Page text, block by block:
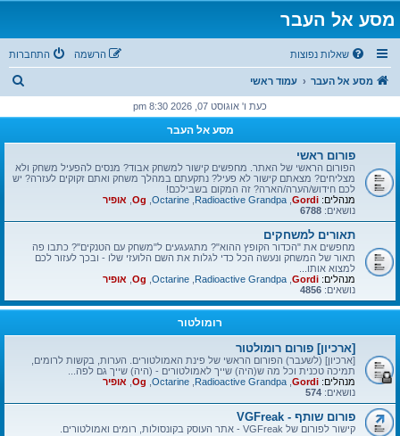
מסע אל העבר
שאלות נפוצות התחברות הרשמה
מסע אל העבר עמוד ראשי
ו
כעת ו' אוגוסט 07, 2026 8:30 pm
מסע אל העבר
פורום ראשי
הפורום הראשי של האתר. מחפשים קישור למשחק אבוד? מנסים להפעיל משחק ולא
מצליחים? מצאתם קישור לא פעיל? נתקעתם במהלך משחק ואתם זקוקים לעזרה? יש
לכם חידוש/הערה/הארה? זה המקום בשבילכם!
מנהלים: Gordi
Radioactive Grandpa
Octarine
Og אופיר
נושאים: 6788
תאורים למשחקים
מחפשים את "הכדור הקופץ ההוא"? מתגעגעים ל"משחק עם הטנקים"? כתבו פה
תאור של המשחק ונעשה הכל כדי לגלות את השם הלועזי שלו - ובכך לעזור לכם
למצוא אותו...
מנהלים: Gordi
Radioactive Grandpa
Octarine
Og אופיר
נושאים: 4856
רומולטור
[ארכיון] פורום רומולטור
[ארכיון] (לשעבר) הפורום הראשי של פינת האמולטורים. הערות, בקשות לרומים,
תמיכה טכנית וכל מה ש(היה) שייך לאמולטורים - (היה) שייך גם לפה...
מנהלים: Gordi
Radioactive Grandpa
Octarine
Og אופיר
נושאים: 574
פורום שותף - VGFreak
קישור לפורום של VGFreak - אתר העוסק בקונסולות, רומים ואמולטורים.